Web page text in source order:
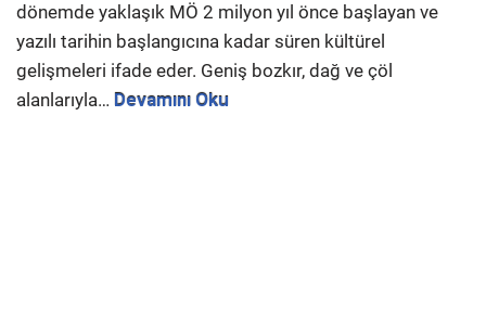
dönemde yaklaşık MÖ 2 milyon yıl önce başlayan ve
yazılı tarihin başlangıcına kadar süren kültürel
gelişmeleri ifade eder. Geniş bozkır, dağ ve çöl
alanlarıyla… Devamını Oku